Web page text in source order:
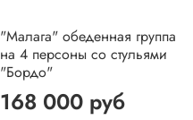
"Малага" обеденная группа
на 4 персоны со стульями
"Бордо"
168 000 руб